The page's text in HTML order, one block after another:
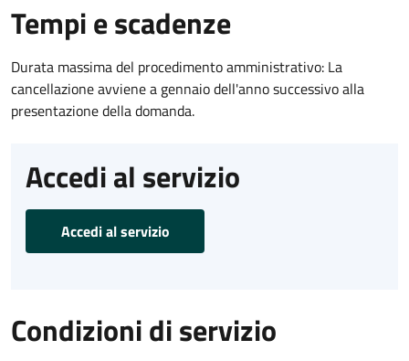
Tempi e scadenze
Durata massima del procedimento amministrativo: La
cancellazione avviene a gennaio dell'anno successivo alla
presentazione della domanda.
Accedi al servizio
Accedi al servizio
Condizioni di servizio